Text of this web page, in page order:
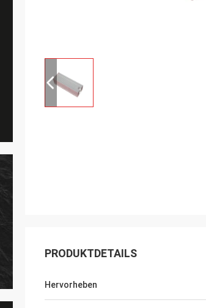
wirklich unser Interesse in Erwägung.
PRODUKTDETAILS
Hervorheben